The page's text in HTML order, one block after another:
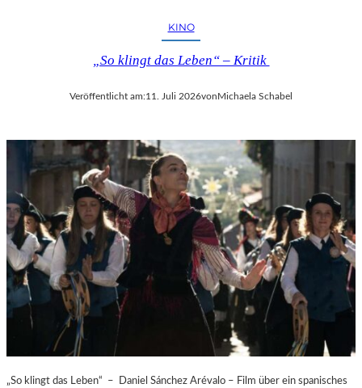
KINO
„So klingt das Leben“ – Kritik
Veröffentlicht am:11. Juli 2026vonMichaela Schabel
„So klingt das Leben“ – Daniel Sánchez Arévalo – Film über ein spanisches